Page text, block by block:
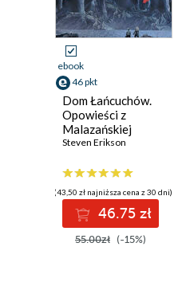
ebook
46 pkt
Dom Łańcuchów.
Opowieści z
Malazańskiej
Księgi Poległych.
Steven Erikson
(43,50 zł najniższa cena z 30 dni)
46.75 zł
55.00zł (-15%)